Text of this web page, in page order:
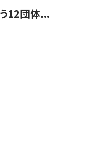
12団体...